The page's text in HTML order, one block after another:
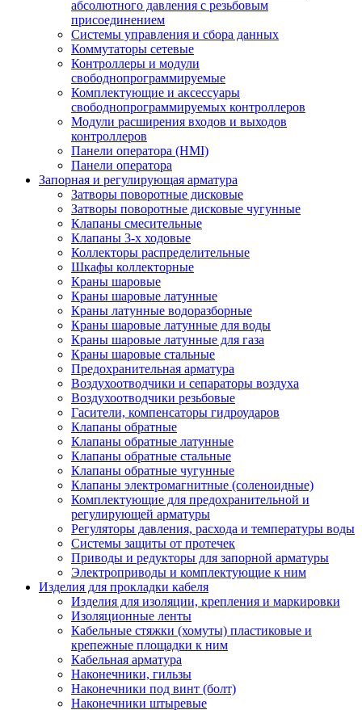
абсолютного давления с резьбовым
присоединением
Системы управления и сбора данных
Коммутаторы сетевые
Контроллеры и модули
свободнопрограммируемые
Комплектующие и аксессуары
свободнопрограммируемых контроллеров
Модули расширения входов и выходов
контроллеров
Панели оператора (HMI)
Панели оператора
Запорная и регулирующая арматура
Затворы поворотные дисковые
Затворы поворотные дисковые чугунные
Клапаны смесительные
Клапаны 3-х ходовые
Коллекторы распределительные
Шкафы коллекторные
Краны шаровые
Краны шаровые латунные
Краны латунные водоразборные
Краны шаровые латунные для воды
Краны шаровые латунные для газа
Краны шаровые стальные
Предохранительная арматура
Воздухоотводчики и сепараторы воздуха
Воздухоотводчики резьбовые
Гасители, компенсаторы гидроударов
Клапаны обратные
Клапаны обратные латунные
Клапаны обратные стальные
Клапаны обратные чугунные
Клапаны электромагнитные (соленоидные)
Комплектующие для предохранительной и
регулирующей арматуры
Регуляторы давления, расхода и температуры воды
Системы защиты от протечек
Приводы и редукторы для запорной арматуры
Электроприводы и комплектующие к ним
Изделия для прокладки кабеля
Изделия для изоляции, крепления и маркировки
Изоляционные ленты
Кабельные стяжки (хомуты) пластиковые и
крепежные площадки к ним
Кабельная арматура
Наконечники, гильзы
Наконечники под винт (болт)
Наконечники штыревые